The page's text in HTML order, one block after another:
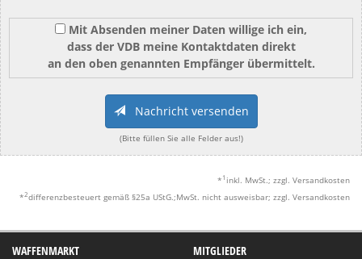
Mit Absenden meiner Daten willige ich ein,
dass der VDB meine Kontaktdaten direkt
an den oben genannten Empfänger übermittelt.
Nachricht versenden
(Bitte füllen Sie alle Felder aus!)
* 1 inkl. MwSt.; zzgl. Versandkosten
*2differenzbesteuert gemäß §25a UStG.;MwSt. nicht ausweisbar; zzgl. Versandkosten
WAFFENMARKT MITGLIEDER